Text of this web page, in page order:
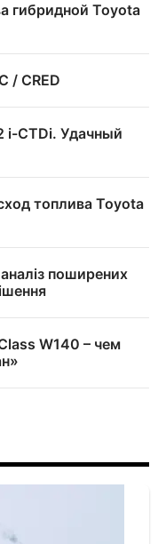
гибридной Toyota
/ CRED
i-CTDi. Удачный
топлива Toyota
поширених
W140 – чем